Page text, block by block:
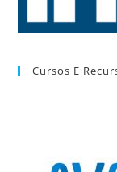
Cursos E